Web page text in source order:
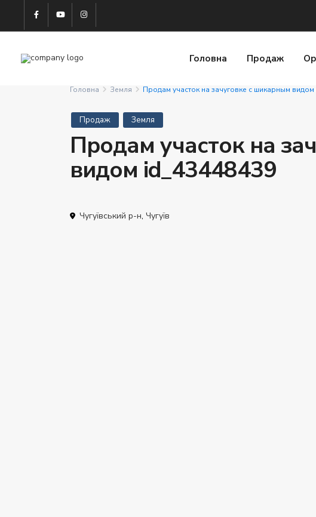
Головна Продаж
Головна Земля Продам участок на зачуговке с шикарным
Продаж Земля
Продам участок на
видом id_43448439
Чугуївський р-н, Чугуїв